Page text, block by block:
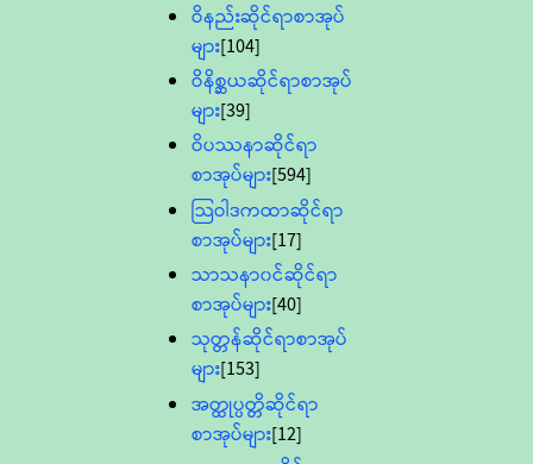
ဝိနည်းဆိုင်ရာစာအုပ်
များ[104]
ဝိနိစ္ဆယဆိုင်ရာစာအုပ်
များ[39]
ဝိပဿနာဆိုင်ရာ
စာအုပ်များ[594]
သြဝါဒကထာဆိုင်ရာ
စာအုပ်များ[17]
သာသနာ၀င်ဆိုင်ရာ
စာအုပ်များ[40]
သုတ္တန်ဆိုင်ရာစာအုပ်
များ[153]
အတ္ထုပ္ပတ္တိဆိုင်ရာ
စာအုပ်များ[12]